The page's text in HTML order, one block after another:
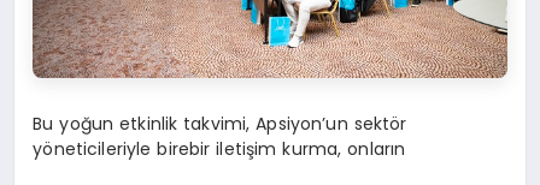
Bu yoğun etkinlik takvimi, Apsiyon’un sektör
yöneticileriyle birebir iletişim kurma, onların